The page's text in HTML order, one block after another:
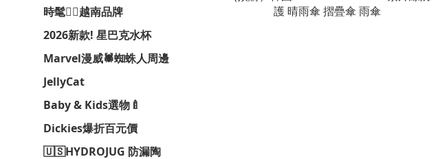
時髦❤️‍🔥越南品牌
2026新款! 星巴克水杯
Marvel漫威🕷️蜘蛛人周邊
JellyCat
Baby & Kids選物🍼
Dickies爆折百元價
🇺🇸HYDROJUG 防漏陶